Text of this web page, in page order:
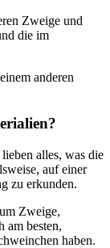
Zweige und
die im
anderen
alles, was die
auf einer
zu erkunden.
Zweige,
am besten,
haben.